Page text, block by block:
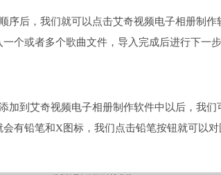
序后，我们就可以点击艾奇视频电子相册制
个或者多个歌曲文件，导入完成后进行下一步
到艾奇视频电子相册制作软件中以后，我们
有铅笔和X图标，我们点击铅笔按钮就可以